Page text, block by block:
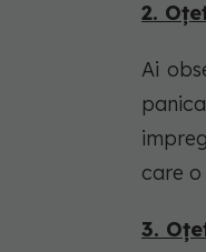
2.
Ai
care
3.